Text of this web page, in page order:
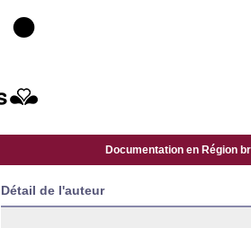
Documentation en Région
Détail de l'auteur